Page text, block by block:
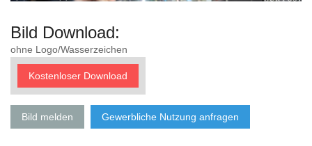
Bild Download:
ohne Logo/Wasserzeichen
Kostenloser Download
Bild melden Gewerbliche Nutzung anfragen